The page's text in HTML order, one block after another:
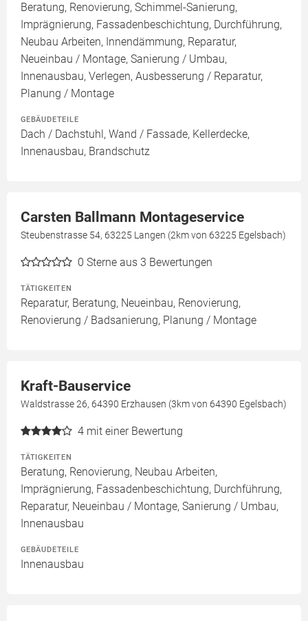
Beratung, Renovierung, Schimmel-Sanierung,
Imprägnierung, Fassadenbeschichtung, Durchführung,
Neubau Arbeiten, Innendämmung, Reparatur,
Neueinbau / Montage, Sanierung / Umbau,
Innenausbau, Verlegen, Ausbesserung / Reparatur,
Planung / Montage
GEBÄUDETEILE
Dach / Dachstuhl, Wand / Fassade, Kellerdecke,
Innenausbau, Brandschutz
Carsten Ballmann Montageservice
Steubenstrasse 54, 63225 Langen (2km von 63225 Egelsbach)
0 Sterne aus 3 Bewertungen
TÄTIGKEITEN
Reparatur, Beratung, Neueinbau, Renovierung,
Renovierung / Badsanierung, Planung / Montage
Kraft-Bauservice
Waldstrasse 26, 64390 Erzhausen (3km von 64390 Egelsbach)
4 mit einer Bewertung
TÄTIGKEITEN
Beratung, Renovierung, Neubau Arbeiten,
Imprägnierung, Fassadenbeschichtung, Durchführung,
Reparatur, Neueinbau / Montage, Sanierung / Umbau,
Innenausbau
GEBÄUDETEILE
Innenausbau